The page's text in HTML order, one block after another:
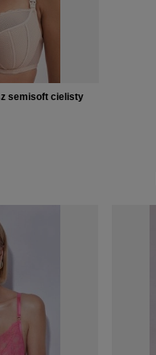
semisoft cielisty